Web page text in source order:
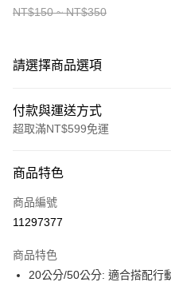
NT$150 ~ NT$350
請選擇商品選項
付款與運送方式
超取滿NT$599免運
信用卡一次付款
超商取貨付款
Apple Pay
商品特色
商品編號
11297377
商品特色
20公分/50公分: 適合搭配行